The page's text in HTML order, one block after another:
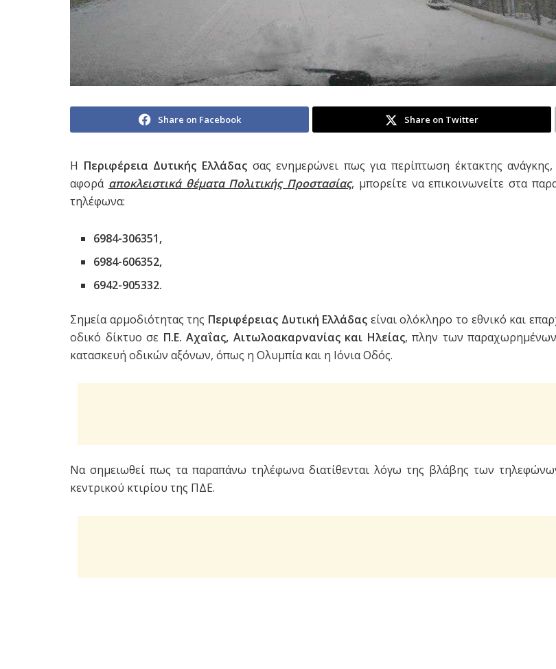
Share on Facebook Share on Twitter
Η Περιφέρεια Δυτικής Ελλάδαςσας ενημερώνει πως για περίπτωση έκτακτης
αφορά αποκλειστικά θέματα Πολιτικής Προστασίας, μπορείτε να επικοινωνείτε στα
τηλέφωνα:
6984-306351,
6984-606352,
6942-905332.
Σημεία αρμοδιότητας της Περιφέρειας Δυτική Ελλάδας είναι ολόκληρο το εθνικό και
οδικό δίκτυο σε Π.Ε. Αχαΐας, Αιτωλοακαρνανίας και Ηλείας, πλην των
κατασκευή οδικών αξόνων, όπως η Ολυμπία και η Ιόνια Οδός.
Να σημειωθεί πως τα παραπάνω τηλέφωνα διατίθενται λόγω της βλάβης των
κεντρικού κτιρίου της ΠΔΕ.